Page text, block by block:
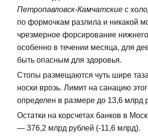
Петропавловск-Камчатские с
по формочкам разлила и никакой
чрезмерное форсирование
особенно в течении месяца, для
быть опасным для здоровья.
Стопы размещаются чуть шире
носки врозь. Лимит на санацию
определен в размере до 13,6 млрд
Остатки на корсчетах банков в
— 376,2 млрд рублей (-11,6 млрд).